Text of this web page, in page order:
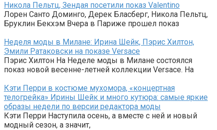
Никола Пельтц, Зендая посетили показ Valentino
Лорен Санто Доминго, Дерек Бласберг, Никола Пельтц,
Бруклин Бекхэм Вчера в Париже прошел показ
Неделя моды в Милане: Ирина Шейк, Пэрис Хилтон,
Эмили Ратаковски на показе Versace
Пэрис Хилтон На Неделе моды в Милане состоялся
показ новой весенне-летней коллекции Versace. На
Кэти Перри в костюме мухомора, «концертная
телогрейка» Ирины Шейк и много кутюра: самые яркие
образы недели по версии редактора моды
Кэти Перри Наступила осень, а вместе с ней и новый
модный сезон, а значит,